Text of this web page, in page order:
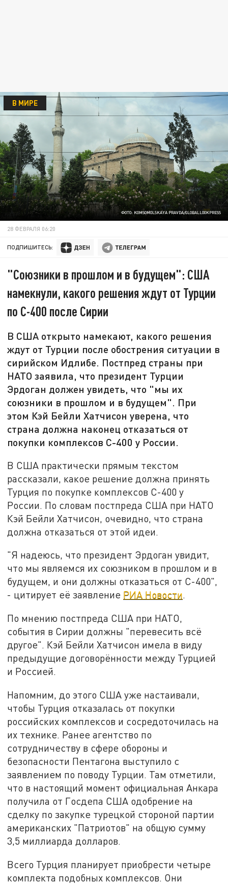
ФОТО: KOMSOMOLSKAYA PRAVDA/GLOBALLOOKPRESS
В МИРЕ
28 ФЕВРАЛЯ 06:20
ПОДПИШИТЕСЬ:
"Союзники в прошлом и в будущем": США
намекнули, какого решения ждут от Турции
по С-400 после Сирии
В США открыто намекают, какого решения
ждут от Турции после обострения ситуации в
сирийском Идлибе. Постпред страны при
НАТО заявила, что президент Турции
Эрдоган должен увидеть, что "мы их
союзники в прошлом и в будущем". При
этом Кэй Бейли Хатчисон уверена, что
страна должна наконец отказаться от
покупки комплексов С-400 у России.
В США практически прямым текстом
рассказали, какое решение должна принять
Турция по покупке комплексов С-400 у
России. По словам постпреда США при НАТО
Кэй Бейли Хатчисон, очевидно, что страна
должна отказаться от этой идеи.
"Я надеюсь, что президент Эрдоган увидит,
что мы являемся их союзником в прошлом и в
будущем, и они должны отказаться от С-400",
- цитирует её заявление РИА Новости.
По мнению постпреда США при НАТО,
события в Сирии должны "перевесить всё
другое". Кэй Бейли Хатчисон имела в виду
предыдущие договорённости между Турцией
и Россией.
Напомним, до этого США уже настаивали,
чтобы Турция отказалась от покупки
российских комплексов и сосредоточилась на
их технике. Ранее агентство по
сотрудничеству в сфере обороны и
безопасности Пентагона выступило с
заявлением по поводу Турции. Там отметили,
что в настоящий момент официальная Анкара
получила от Госдепа США одобрение на
сделку по закупке турецкой стороной партии
американских "Патриотов" на общую сумму
3,5 миллиарда долларов.
Всего Турция планирует приобрести четыре
комплекта подобных комплексов. Они